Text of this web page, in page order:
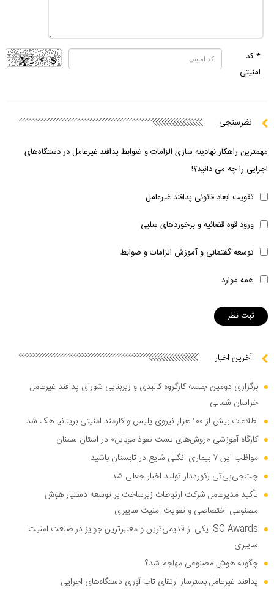
* کد
امنیتی
نظرسنجی
مهمترین راهکار نهادینه سازی الزامات و ضوابط پدافند غیرعامل در دستگاه‌های
اجرایی را چه می دانید؟!
تقویت ابعاد قانونی پدافند غیرعامل
ورود قوه قضائیه و برخوردهای سلبی
توسعه گفتمانی و آموزش الزامات و ضوابط
همه موارد
آخرین اخبار
برگزاری دومین جلسه کارگروه کالبدی و زیربنایی شورای پدافند غیرعامل
خراسان شمالی
اطلاعات بیش از ۱۰۰ هزار نیروی پلیس و کارمند امنیتی بریتانیا هک شد
کارگاه آموزشی «روش‌های تست نفوذ موبایل» در استان سمنان
مواظب این ۷ بیماری انگلی شایع در تابستان باشید
چت‌جی‌پی‌تی رکورددار تولید اخبار جعلی شد
تأکید مدیرعامل شرکت ارتباطات زیرساخت بر توسعه دستیار هوش
مصنوعی اختصاصی و تقویت امنیت سایبری
SC Awards: یکی از قدیمی‌ترین و معتبرترین جوایز در صنعت امنیت
سایبری
چگونه هوش مصنوعی مهاجم شد؟
پدافند غیرعامل بسترساز ارتقای تاب آوری دستگاه‌های اجرایی